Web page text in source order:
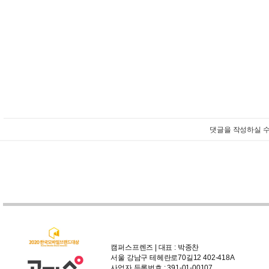
댓글을 작성하실
캠퍼스프렌즈 | 대표 : 박종찬
서울 강남구 테헤란로70길12 402-418A